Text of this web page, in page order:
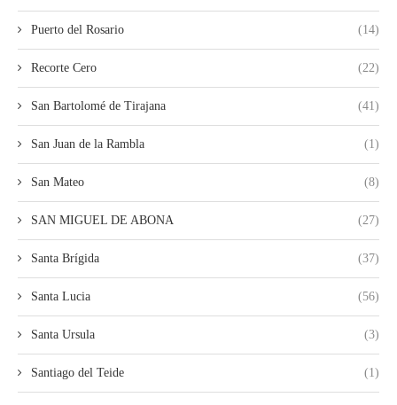
Puerto del Rosario (14)
Recorte Cero (22)
San Bartolomé de Tirajana (41)
San Juan de la Rambla (1)
San Mateo (8)
SAN MIGUEL DE ABONA (27)
Santa Brígida (37)
Santa Lucia (56)
Santa Ursula (3)
Santiago del Teide (1)